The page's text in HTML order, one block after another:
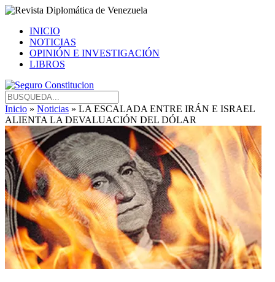
INICIO
NOTICIAS
OPINIÓN E INVESTIGACIÓN
LIBROS
Inicio » Noticias » LA ESCALADA ENTRE IRÁN E ISRAEL
ALIENTA LA DEVALUACIÓN DEL DÓLAR